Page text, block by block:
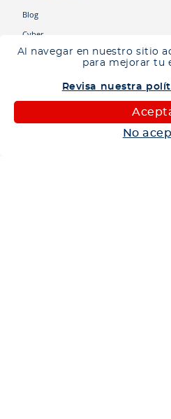
Al navegar en nuestro sitio
para mejorar tu
Revisa nuestra
No
Blog
Cyber